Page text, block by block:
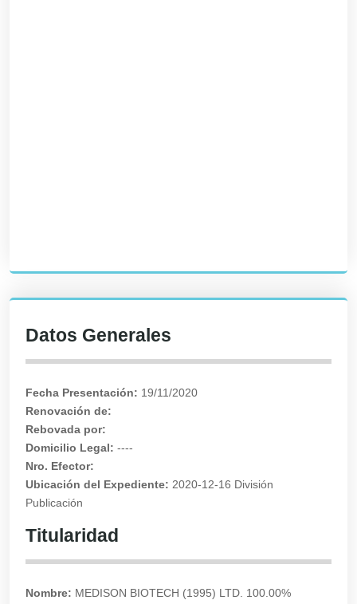
Datos Generales
Fecha Presentación: 19/11/2020
Renovación de:
Rebovada por:
Domicilio Legal: ----
Nro. Efector:
Ubicación del Expediente: 2020-12-16 División
Publicación
Titularidad
Nombre: MEDISON BIOTECH (1995) LTD. 100.00%